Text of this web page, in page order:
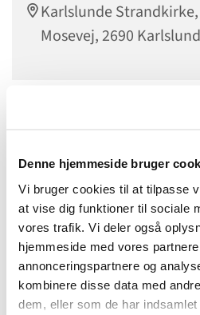
Denne hjemmeside bruger
Vi bruger cookies til at tilpasse
at vise dig funktioner til sociale
vores trafik. Vi deler også
hjemmeside med vores
annonceringspartnere og
kombinere disse data med
dem, eller som de har
Karlslunde
Mosevej, 2690
Frivillige og ansatte mødes til
et par sange. Bagefter er der